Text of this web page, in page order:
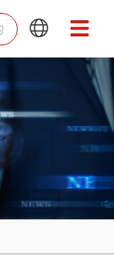
Main
Menu
Main
Menu